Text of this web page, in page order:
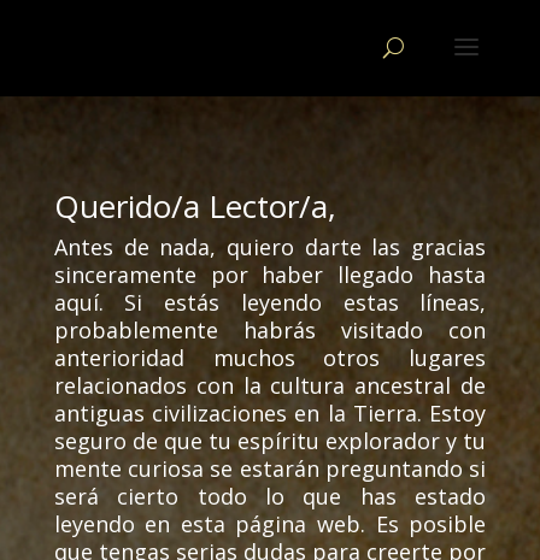
Querido/a Lector/a,
Antes de nada, quiero darte las gracias
sinceramente por haber llegado hasta
aquí. Si estás leyendo estas líneas,
probablemente habrás visitado con
anterioridad muchos otros lugares
relacionados con la cultura ancestral de
antiguas civilizaciones en la Tierra. Estoy
seguro de que tu espíritu explorador y tu
mente curiosa se estarán preguntando si
será cierto todo lo que has estado
leyendo en esta página web. Es posible
que tengas serias dudas para creerte por